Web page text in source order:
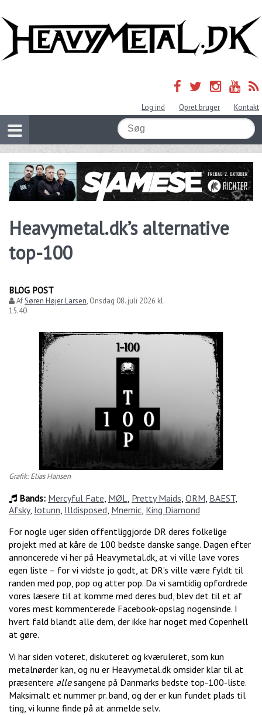
Log ind Opret bruger Kontakt
Heavymetal.dk’s alternative
top-100
BLOG POST
AfSøren Højer Larsen, Onsdag 08. juli 2026 kl.
15.40
Grafik: Elias Hansen
Bands: Mercyful Fate, MØL, Pretty Maids, ORM, BAEST,
Afsky, Iotunn, Illdisposed, Mnemic, King Diamond
For nogle uger siden offentliggjorde DR deres folkelige
projekt med at kåre de 100 bedste danske sange. Dagen efter
annoncerede vi her på Heavymetal.dk, at vi ville lave vores
egen liste – for vi vidste jo godt, at DR’s ville være fyldt til
randen med pop, pop og atter pop. Da vi samtidig opfordrede
vores læsere til at komme med deres bud, blev det til et af
vores mest kommenterede Facebook-opslag nogensinde. I
hvert fald blandt alle dem, der ikke har noget med Copenhell
at gøre.
Vi har siden voteret, diskuteret og kværuleret, som kun
metalnørder kan, og nu er Heavymetal.dk omsider klar til at
præsentere allesangene på Danmarks bedste top-100-liste.
Maksimalt et nummer pr. band, og der er kun fundet plads til
ting, vi kunne finde på at anmelde selv.